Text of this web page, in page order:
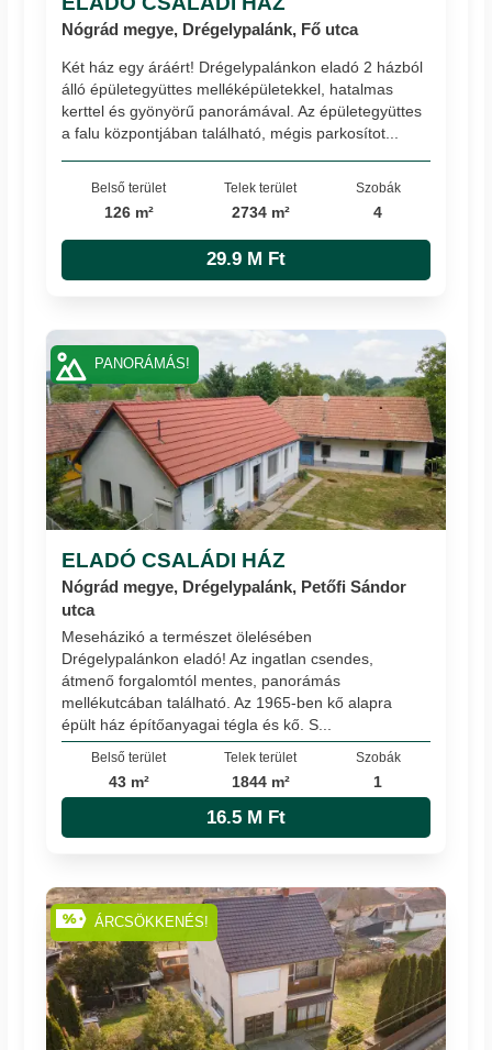
Nógrád megye, Drégelypalánk, Fő utca
Két ház egy áráért! Drégelypalánkon eladó 2 házból
álló épületegyüttes melléképületekkel, hatalmas
kerttel és gyönyörű panorámával. Az épületegyüttes
a falu központjában található, mégis parkosítot...
Belső terület
126 m²
Telek terület
2734 m²
Szobák
4
29.9 M Ft
ELADÓ CSALÁDI HÁZ
Nógrád megye, Drégelypalánk, Petőfi Sándor
utca
Meseházikó a természet ölelésében
Drégelypalánkon eladó! Az ingatlan csendes,
átmenő forgalomtól mentes, panorámás
mellékutcában található. Az 1965-ben kő alapra
épült ház építőanyagai tégla és kő. S...
Belső terület
43 m²
Telek terület
1844 m²
Szobák
1
16.5 M Ft
PANORÁMÁS!
ÁRCSÖKKENÉS!